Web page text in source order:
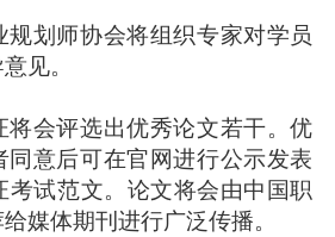
划师协会将组织专家对学员
见。
会评选出优秀论文若干。优
同意后可在官网进行公示发表
考试范文。论文将会由中国职
媒体期刊进行广泛传播。